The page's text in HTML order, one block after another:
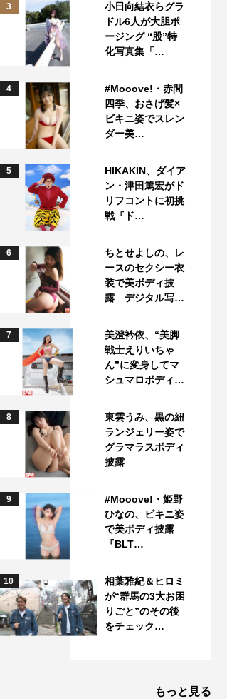
3
小日向結衣らグラ
ドル6人が大胆ポ
ージング “股”特
化写真集「…
4
#Mooove!・赤間
四季、おさげ髪×
ビキニ姿でスレン
ダー美…
5
HIKAKIN、ダイア
ン・津田篤宏がド
リフコントに初挑
戦『ド…
6
ちとせよしの、レ
ースのセクシー衣
装で美ボディ披
露 デジタル写…
7
美澄衿依、“美脚
戦士えりいちゃ
ん”に変身してマ
シュマロボディ…
8
東雲うみ、黒の紐
ランジェリー姿で
グラマラスボディ
披露
9
#Mooove!・姫野
ひなの、ビキニ姿
で美ボディ披露
『BLT…
10
相葉雅紀＆ヒロミ
が“群馬の3大お困
りごと”のその後
をチェック…
もっと見る